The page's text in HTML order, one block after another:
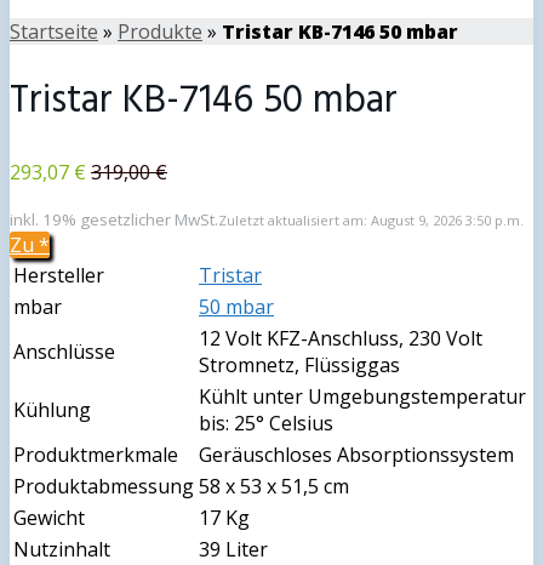
Startseite » Produkte » Tristar KB-7146 50 mbar
Tristar KB-7146 50 mbar
293,07 € 319,00 €
inkl. 19% gesetzlicher MwSt.Zuletzt aktualisiert am: August 9, 2026 3:50 p.m.
Zu *
Hersteller
Tristar
mbar
50 mbar
Anschlüsse
12 Volt KFZ-Anschluss, 230 Volt
Stromnetz, Flüssiggas
Kühlung
Kühlt unter Umgebungstemperatur
bis: 25° Celsius
Produktmerkmale
Geräuschloses Absorptionssystem
Produktabmessung58 x 53 x 51,5 cm
Gewicht
17 Kg
Nutzinhalt
39 Liter